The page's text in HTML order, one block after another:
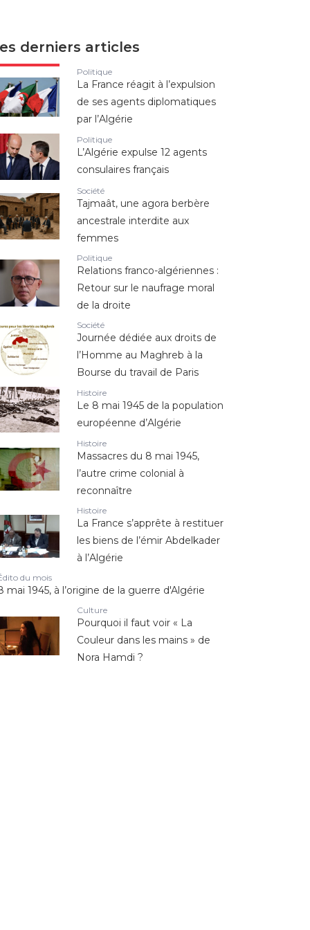
derniers articles
Politique
La France réagit à l’expulsion
de ses agents diplomatiques
par l’Algérie
Politique
L’Algérie expulse 12 agents
consulaires français
Société
Tajmaât, une agora berbère
ancestrale interdite aux
femmes
Politique
Relations franco-algériennes :
Retour sur le naufrage moral
de la droite
Société
Journée dédiée aux droits de
l’Homme au Maghreb à la
Bourse du travail de Paris
Histoire
Le 8 mai 1945 de la population
européenne d’Algérie
Histoire
Massacres du 8 mai 1945,
l’autre crime colonial à
reconnaître
Histoire
La France s’apprête à restituer
les biens de l’émir Abdelkader
à l’Algérie
du mois
mai 1945, à l’origine de la guerre d'Algérie
Culture
Pourquoi il faut voir « La
Couleur dans les mains » de
Nora Hamdi ?